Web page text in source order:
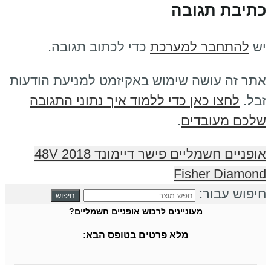
כתיבת תגובה
יש להתחבר למערכת כדי לכתוב תגובה.
אתר זה עושה שימוש באקיזמט למניעת הודעות
זבל. לחצו כאן כדי ללמוד איך נתוני התגובה
שלכם מעובדים.
אופניים חשמליים פישר דיימונד 2018 48V
Fisher Diamond
חיפוש עבור:
מעוניינים לרכוש אופניים חשמליים?
מלא פרטים בטופס הבא: